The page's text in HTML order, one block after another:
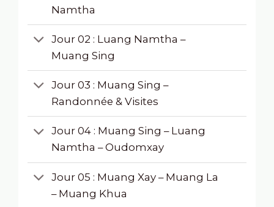
Namtha
Jour 02 : Luang Namtha –
Muang Sing
Jour 03 : Muang Sing –
Randonnée & Visites
Jour 04 : Muang Sing – Luang
Namtha – Oudomxay
Jour 05 : Muang Xay – Muang La
– Muang Khua